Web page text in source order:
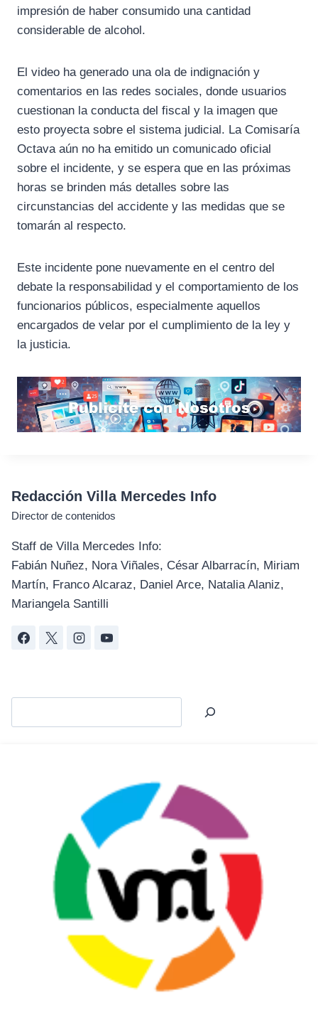
impresión de haber consumido una cantidad
considerable de alcohol.
El video ha generado una ola de indignación y
comentarios en las redes sociales, donde usuarios
cuestionan la conducta del fiscal y la imagen que
esto proyecta sobre el sistema judicial. La Comisaría
Octava aún no ha emitido un comunicado oficial
sobre el incidente, y se espera que en las próximas
horas se brinden más detalles sobre las
circunstancias del accidente y las medidas que se
tomarán al respecto.
Este incidente pone nuevamente en el centro del
debate la responsabilidad y el comportamiento de los
funcionarios públicos, especialmente aquellos
encargados de velar por el cumplimiento de la ley y
la justicia.
Redacción Villa Mercedes Info
Director de contenidos
Staff de Villa Mercedes Info:
Fabián Nuñez, Nora Viñales, César Albarracín, Miriam
Martín, Franco Alcaraz, Daniel Arce, Natalia Alaniz,
Mariangela Santilli